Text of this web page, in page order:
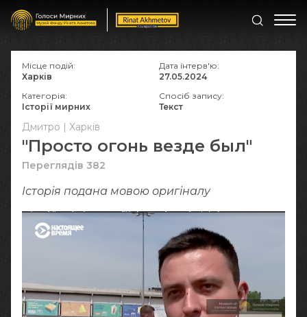
Дмитро | Харків
"Просто огонь везде был"
Переглядів 382
Історія подана мовою оригіналy
Місце подій:
Харків
Дата інтерв'ю:
27.05.2024
Категорія:
Історії мирних
Спосіб запису:
Текст